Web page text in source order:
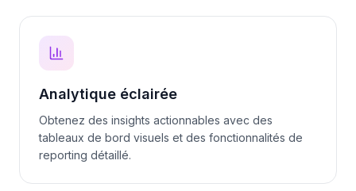
Analytique éclairée
Obtenez des insights actionnables avec des
tableaux de bord visuels et des fonctionnalités de
reporting détaillé.